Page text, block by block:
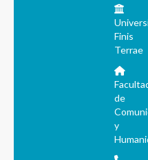
Finis
Terrae
de
y